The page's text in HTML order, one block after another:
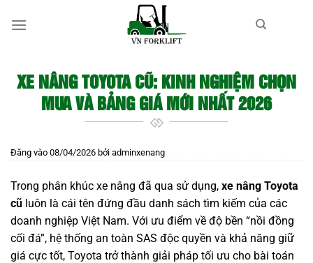
qua
XE NÂNG TOYOTA CŨ: KINH NGHIỆM CHỌN
MUA VÀ BẢNG GIÁ MỚI NHẤT 2026
Đăng vào 08/04/2026 bởi adminxenang
Trong phân khúc xe nâng đã qua sử dụng, xe nâng Toyota
cũ luôn là cái tên đứng đầu danh sách tìm kiếm của các
doanh nghiệp Việt Nam. Với ưu điểm về độ bền “nồi đồng
cối đá”, hệ thống an toàn SAS độc quyền và khả năng giữ
giá cực tốt, Toyota trở thành giải pháp tối ưu cho bài toán